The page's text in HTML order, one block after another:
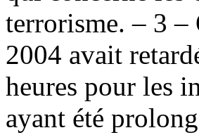
terrorisme. – 3 –
2004 avait
heures pour les
ayant été